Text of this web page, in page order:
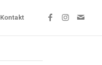
Kontakt